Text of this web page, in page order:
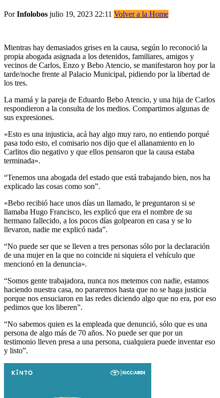
PorInfolobos julio 19, 2023 22:11 Volver a la Home
Mientras hay demasiados grises en la causa, según lo reconoció la
propia abogada asignada a los detenidos, familiares, amigos y
vecinos de Carlos, Enzo y Bebo Atencio, se manifestaron hoy por la
tarde/noche frente al Palacio Municipal, pidiendo por la libertad de
los tres.
La mamá y la pareja de Eduardo Bebo Atencio, y una hija de Carlos
respondieron a la consulta de los medios. Compartimos algunas de
sus expresiones.
«Esto es una injusticia, acá hay algo muy raro, no entiendo porqué
pasa todo esto, el comisario nos dijo que el allanamiento en lo
Carlitos dio negativo y que ellos pensaron que la causa estaba
terminada».
“Tenemos una abogada del estado que está trabajando bien, nos ha
explicado las cosas como son”.
«Bebo recibió hace unos días un llamado, le preguntaron si se
llamaba Hugo Francisco, les explicó que era el nombre de su
hermano fallecido, a los pocos días golpearon en casa y se lo
llevaron, nadie me explicó nada”.
“No puede ser que se lleven a tres personas sólo por la declaración
de una mujer en la que no coincide ni siquiera el vehículo que
mencionó en la denuncia».
“Somos gente trabajadora, nunca nos metemos con nadie, estamos
haciendo nuestra casa, no pararemos hasta que no se haga justicia
porque nos ensuciaron en las redes diciendo algo que no era, por eso
pedimos que los liberen”.
“No sabemos quien es la empleada que denunció, sólo que es una
persona de algo más de 70 años. No puede ser que por un
testimonio lleven presa a una persona, cualquiera puede inventar eso
y listo”.